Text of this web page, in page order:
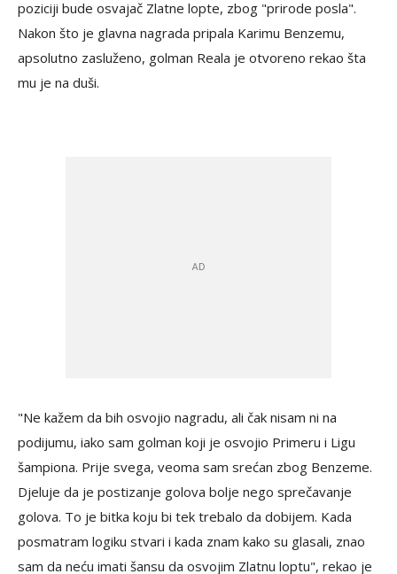
poziciji bude osvajač Zlatne lopte, zbog "prirode posla".
Nakon što je glavna nagrada pripala Karimu Benzemu,
apsolutno zasluženo, golman Reala je otvoreno rekao šta
mu je na duši.
"Ne kažem da bih osvojio nagradu, ali čak nisam ni na
podijumu, iako sam golman koji je osvojio Primeru i Ligu
šampiona. Prije svega, veoma sam srećan zbog Benzeme.
Djeluje da je postizanje golova bolje nego sprečavanje
golova. To je bitka koju bi tek trebalo da dobijem. Kada
posmatram logiku stvari i kada znam kako su glasali, znao
sam da neću imati šansu da osvojim Zlatnu loptu", rekao je